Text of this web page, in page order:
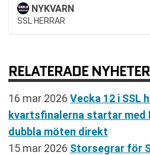
NYKVARN
SSL HERRAR
RELATERADE NYHETER
16 mar 2026 Vecka 12 i SSL
kvartsfinalerna startar med
dubbla möten direkt
15 mar 2026 Storsegrar för